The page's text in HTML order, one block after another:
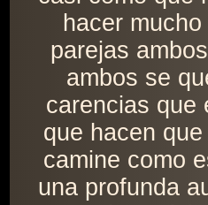
hacer
parejas
ambos se
carencias que
que hacen
camine como
una profunda